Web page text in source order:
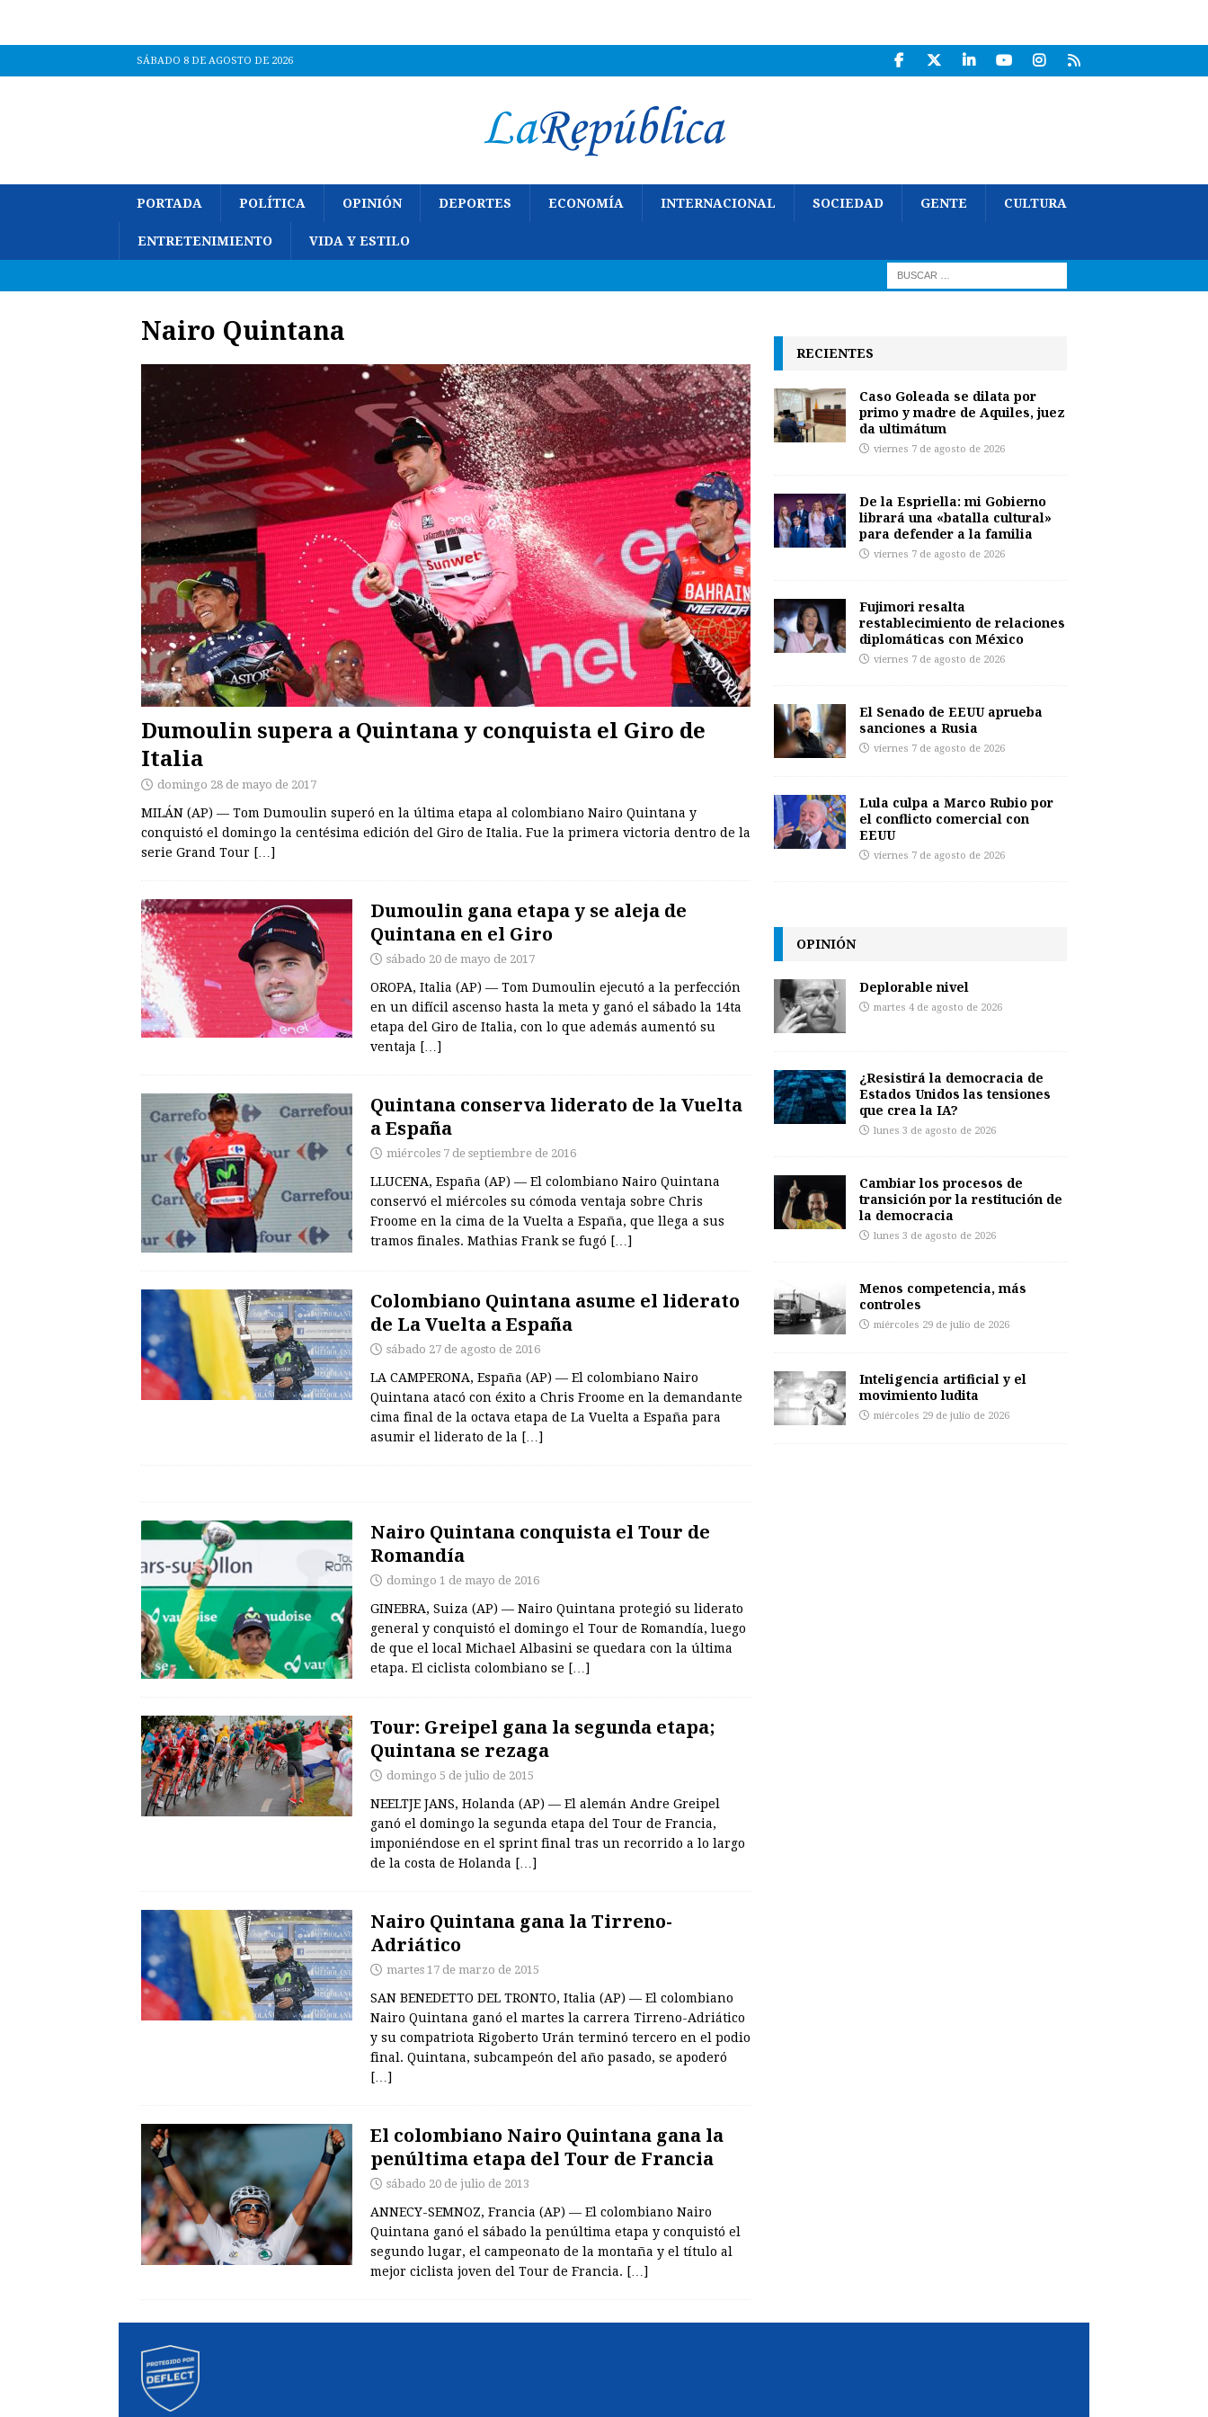
SÁBADO 8 DE AGOSTO DE 2026
PORTADA POLÍTICA OPINIÓN DEPORTES ECONOMÍA INTERNACIONAL SOCIEDAD GENTE CULTURA
ENTRETENIMIENTO VIDA Y ESTILO
Nairo Quintana
Dumoulin supera a Quintana y conquista el Giro de
Italia
domingo 28 de mayo de 2017
MILÁN (AP) — Tom Dumoulin superó en la última etapa al colombiano Nairo Quintana y
conquistó el domingo la centésima edición del Giro de Italia. Fue la primera victoria dentro de la
serie Grand Tour […]
Dumoulin gana etapa y se aleja de
Quintana en el Giro
sábado 20 de mayo de 2017
OROPA, Italia (AP) — Tom Dumoulin ejecutó a la perfección
en un difícil ascenso hasta la meta y ganó el sábado la 14ta
etapa del Giro de Italia, con lo que además aumentó su
ventaja […]
Quintana conserva liderato de la Vuelta
a España
miércoles 7 de septiembre de 2016
LLUCENA, España (AP) — El colombiano Nairo Quintana
conservó el miércoles su cómoda ventaja sobre Chris
Froome en la cima de la Vuelta a España, que llega a sus
tramos finales. Mathias Frank se fugó […]
Colombiano Quintana asume el liderato
de La Vuelta a España
sábado 27 de agosto de 2016
LA CAMPERONA, España (AP) — El colombiano Nairo
Quintana atacó con éxito a Chris Froome en la demandante
cima final de la octava etapa de La Vuelta a España para
asumir el liderato de la […]
Nairo Quintana conquista el Tour de
Romandía
domingo 1 de mayo de 2016
GINEBRA, Suiza (AP) — Nairo Quintana protegió su liderato
general y conquistó el domingo el Tour de Romandía, luego
de que el local Michael Albasini se quedara con la última
etapa. El ciclista colombiano se […]
Tour: Greipel gana la segunda etapa;
Quintana se rezaga
domingo 5 de julio de 2015
NEELTJE JANS, Holanda (AP) — El alemán Andre Greipel
ganó el domingo la segunda etapa del Tour de Francia,
imponiéndose en el sprint final tras un recorrido a lo largo
de la costa de Holanda […]
Nairo Quintana gana la Tirreno-
Adriático
martes 17 de marzo de 2015
SAN BENEDETTO DEL TRONTO, Italia (AP) — El colombiano
Nairo Quintana ganó el martes la carrera Tirreno-Adriático
y su compatriota Rigoberto Urán terminó tercero en el podio
final. Quintana, subcampeón del año pasado, se apoderó
[…]
El colombiano Nairo Quintana gana la
penúltima etapa del Tour de Francia
sábado 20 de julio de 2013
ANNECY-SEMNOZ, Francia (AP) — El colombiano Nairo
Quintana ganó el sábado la penúltima etapa y conquistó el
segundo lugar, el campeonato de la montaña y el título al
mejor ciclista joven del Tour de Francia. […]
RECIENTES
Caso Goleada se dilata por
primo y madre de Aquiles, juez
da ultimátum
viernes 7 de agosto de 2026
De la Espriella: mi Gobierno
librará una «batalla cultural»
para defender a la familia
viernes 7 de agosto de 2026
Fujimori resalta
restablecimiento de relaciones
diplomáticas con México
viernes 7 de agosto de 2026
El Senado de EEUU aprueba
sanciones a Rusia
viernes 7 de agosto de 2026
Lula culpa a Marco Rubio por
el conflicto comercial con
EEUU
viernes 7 de agosto de 2026
OPINIÓN
Deplorable nivel
martes 4 de agosto de 2026
¿Resistirá la democracia de
Estados Unidos las tensiones
que crea la IA?
lunes 3 de agosto de 2026
Cambiar los procesos de
transición por la restitución de
la democracia
lunes 3 de agosto de 2026
Menos competencia, más
controles
miércoles 29 de julio de 2026
Inteligencia artificial y el
movimiento ludita
miércoles 29 de julio de 2026